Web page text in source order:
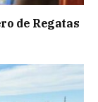
de Regatas